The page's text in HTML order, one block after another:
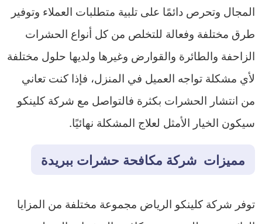
المجال وتحرص دائمًا على تلبية متطلبات العملاء وتوفير
طرق مختلفة وفعالة للتخلص من كل أنواع الحشرات
الزاحفة والطائرة والقوارض وغيرها ولديها حلول مختلفة
لأي مشكلة تواجه العميل في المنزل، فإذا كنت تعاني
من انتشار الحشرات بكثرة فالتواصل مع شركة كلينكو
سيكون الخيار الأمثل لعلاج المشكلة نهائيًا.
مميزات شركة مكافحة حشرات ببريدة
توفر شركة كلينكو الرياض مجموعة مختلفة من المزايا